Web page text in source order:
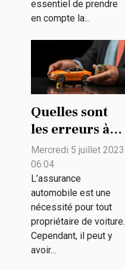
essentiel de prendre
en compte la...
Quelles sont
les erreurs à
éviter lors de
la souscription
d'une
assurance
automobile ?
Mercredi 5 juillet 2023
06:04
L’assurance
automobile est une
nécessité pour tout
propriétaire de voiture.
Cependant, il peut y
avoir...